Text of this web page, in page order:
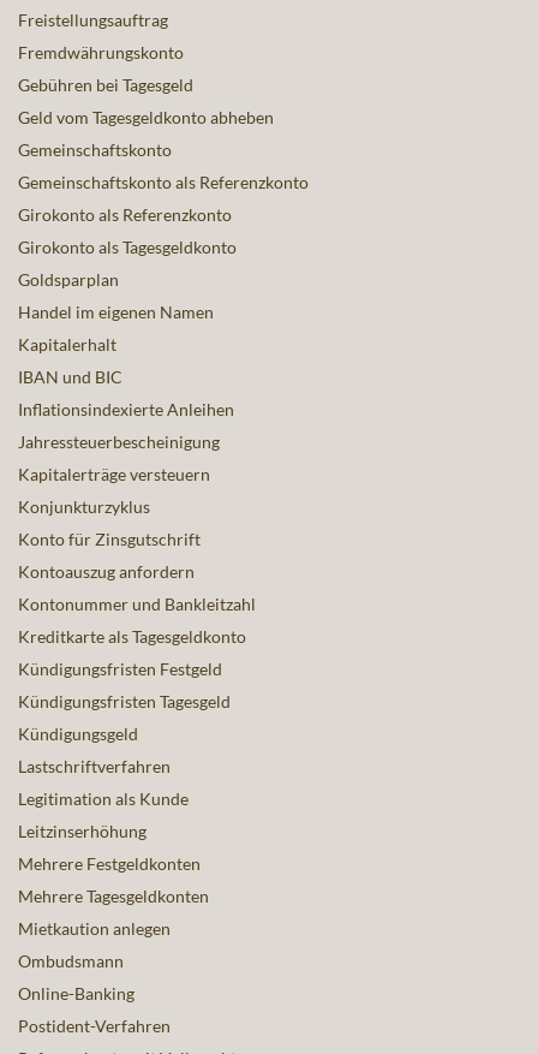
Freistellungsauftrag
Fremdwährungskonto
Gebühren bei Tagesgeld
Geld vom Tagesgeldkonto abheben
Gemeinschaftskonto
Gemeinschaftskonto als Referenzkonto
Girokonto als Referenzkonto
Girokonto als Tagesgeldkonto
Goldsparplan
Handel im eigenen Namen
Kapitalerhalt
IBAN und BIC
Inflationsindexierte Anleihen
Jahressteuerbescheinigung
Kapitalerträge versteuern
Konjunkturzyklus
Konto für Zinsgutschrift
Kontoauszug anfordern
Kontonummer und Bankleitzahl
Kreditkarte als Tagesgeldkonto
Kündigungsfristen Festgeld
Kündigungsfristen Tagesgeld
Kündigungsgeld
Lastschriftverfahren
Legitimation als Kunde
Leitzinserhöhung
Mehrere Festgeldkonten
Mehrere Tagesgeldkonten
Mietkaution anlegen
Ombudsmann
Online-Banking
Postident-Verfahren